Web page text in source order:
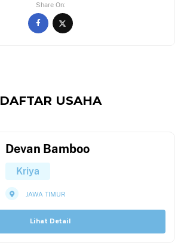
Share On
DAFTAR USAHA
Devan Bamboo
Kriya
JAWA TIMUR
Lihat Detail